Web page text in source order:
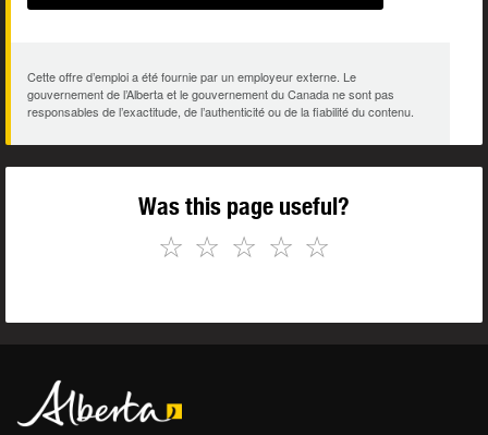
Cette offre d’emploi a été fournie par un employeur externe. Le
gouvernement de l’Alberta et le gouvernement du Canada ne sont pas
responsables de l’exactitude, de l’authenticité ou de la fiabilité du contenu.
Was this page useful?
☆
☆
☆
☆
☆